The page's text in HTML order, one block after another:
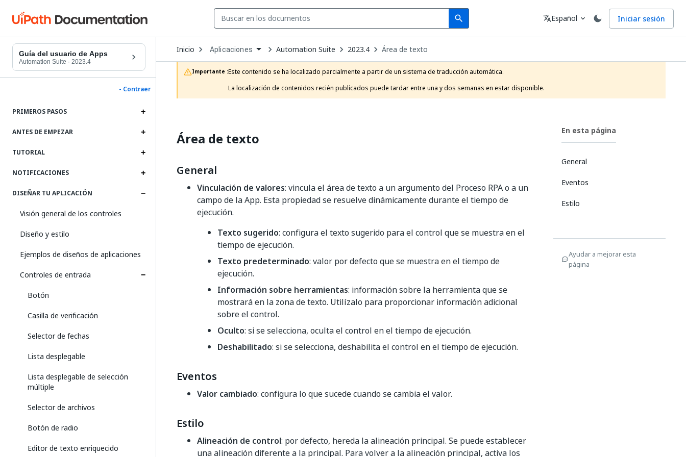
search
Search Idioma
translateEspañol expand_more Iniciar sesión
Guía del usuario de Apps
Automation Suite · 2023.4
- Contraer
PRIMEROS PASOS
ANTES DE EMPEZAR
TUTORIAL
NOTIFICACIONES
DISEÑAR TU APLICACIÓN
Visión general de los controles
Diseño y estilo
Ejemplos de diseños de aplicaciones
Controles de entrada
Botón
Casilla de verificación
Selector de fechas
Lista desplegable
Lista desplegable de selección
múltiple
Selector de archivos
Botón de radio
Editor de texto enriquecido
Inicio Open
Dropdown
to
choose
product
Aplicaciones Automation Suite 2023.4 Área de texto
Importante :Este contenido se ha localizado parcialmente a partir de un sistema de traducción automática.
La localización de contenidos recién publicados puede tardar entre una y dos semanas en estar disponible.
Área de texto
General
Vinculación de valores: vincula el área de texto a un argumento del Proceso RPA o a un
campo de la App. Esta propiedad se resuelve dinámicamente durante el tiempo de
ejecución.
Texto sugerido: configura el texto sugerido para el control que se muestra en el
tiempo de ejecución.
Texto predeterminado: valor por defecto que se muestra en el tiempo de
ejecución.
Información sobre herramientas: información sobre la herramienta que se
mostrará en la zona de texto. Utilízalo para proporcionar información adicional
sobre el control.
Oculto: si se selecciona, oculta el control en el tiempo de ejecución.
Deshabilitado: si se selecciona, deshabilita el control en el tiempo de ejecución.
Eventos
Valor cambiado: configura lo que sucede cuando se cambia el valor.
Estilo
Alineación de control: por defecto, hereda la alineación principal. Se puede establecer
una alineación diferente a la principal. Para volver a la alineación principal, activa los
En esta página
General
Eventos
Estilo
Ayudar a mejorar esta
página